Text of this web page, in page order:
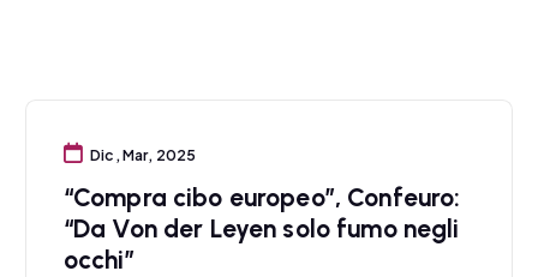
Dic, Mar, 2025
“Compra cibo europeo”, Confeuro:
“Da Von der Leyen solo fumo negli
occhi”